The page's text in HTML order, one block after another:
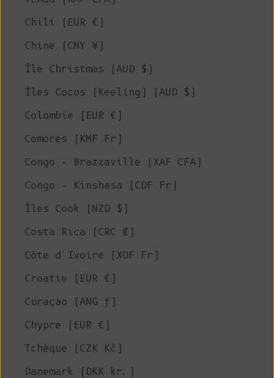
Chili (EUR €)
Chine (CNY ¥)
Île Christmas (AUD $)
Îles Cocos (Keeling) (AUD $)
Colombie (EUR €)
Comores (KMF Fr)
Congo - Brazzaville (XAF CFA)
Congo - Kinshasa (CDF Fr)
Îles Cook (NZD $)
Costa Rica (CRC ₡)
Côte d'Ivoire (XOF Fr)
Croatie (EUR €)
Curaçao (ANG ƒ)
Chypre (EUR €)
Tchèque (CZK Kč)
Danemark (DKK kr.)